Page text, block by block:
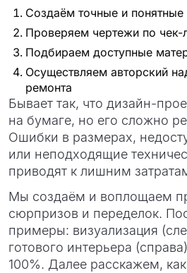
Создаём точные и понятные
Проверяем чертежи по чек-
Подбираем доступные
Осуществляем авторский
ремонта
Бывает так, что дизайн-
на бумаге, но его сложно
Ошибки в размерах,
или неподходящие
приводят к лишним
Мы создаём и воплощаем
сюрпризов и переделок.
примеры: визуализация
готового интерьера
100%. Далее расскажем,